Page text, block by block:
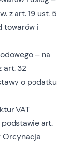
z art. 19 ust. 5
towarów i
– na
art. 32
o podatku
VAT
art.
Ordynacja